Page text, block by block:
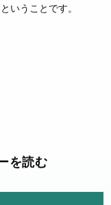
いうことです。
を読む